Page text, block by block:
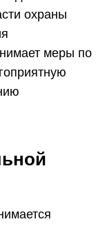
охраны
меры по